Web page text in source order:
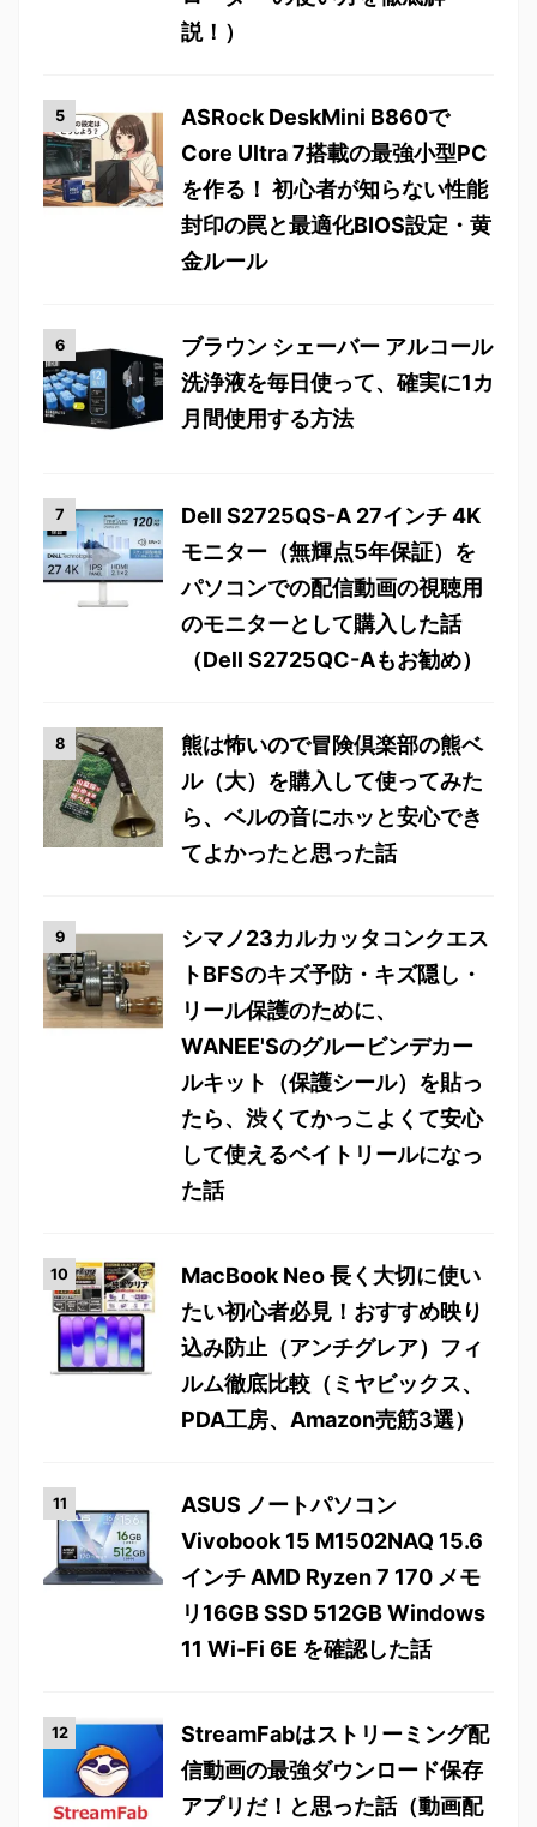
説！）
ASRock DeskMini B860で
Core Ultra 7搭載の最強小型PC
を作る！ 初心者が知らない性能
封印の罠と最適化BIOS設定・黄
金ルール
ブラウン シェーバー アルコール
洗浄液を毎日使って、確実に1カ
月間使用する方法
Dell S2725QS-A 27インチ 4K
モニター（無輝点5年保証）を
パソコンでの配信動画の視聴用
のモニターとして購入した話
（Dell S2725QC-Aもお勧め）
熊は怖いので冒険倶楽部の熊ベ
ル（大）を購入して使ってみた
ら、ベルの音にホッと安心でき
てよかったと思った話
シマノ23カルカッタコンクエス
トBFSのキズ予防・キズ隠し・
リール保護のために、
WANEE'Sのグルービンデカー
ルキット（保護シール）を貼っ
たら、渋くてかっこよくて安心
して使えるベイトリールになっ
た話
MacBook Neo 長く大切に使い
たい初心者必見！おすすめ映り
込み防止（アンチグレア）フィ
ルム徹底比較（ミヤビックス、
PDA工房、Amazon売筋3選）
ASUS ノートパソコン
Vivobook 15 M1502NAQ 15.6
インチ AMD Ryzen 7 170 メモ
リ16GB SSD 512GB Windows
11 Wi-Fi 6E を確認した話
StreamFabはストリーミング配
信動画の最強ダウンロード保存
アプリだ！と思った話（動画配